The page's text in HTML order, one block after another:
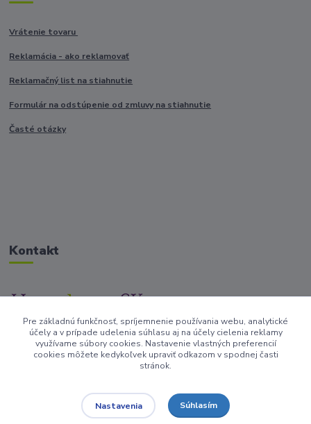
Vrátenie tovaru
Reklamácia - ako reklamovať
Reklamačný list na stiahnutie
Formulár na odstúpenie od zmluvy na stiahnutie
Časté otázky
Kontakt
+421917682234
/Po-Pi 9-17 hod/
Pre základnú funkčnosť, spríjemnenie používania webu, analytické
účely a v prípade udelenia súhlasu aj na účely cielenia reklamy
využívame súbory cookies. Nastavenie vlastných preferencií
cookies môžete kedykoľvek upraviť odkazom v spodnej časti
stránok.
Nastavenia Súhlasím